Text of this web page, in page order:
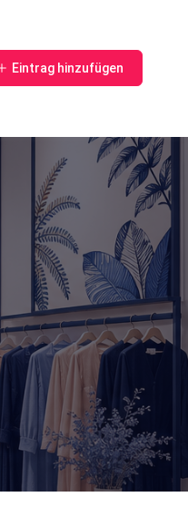
Eintrag hinzufügen